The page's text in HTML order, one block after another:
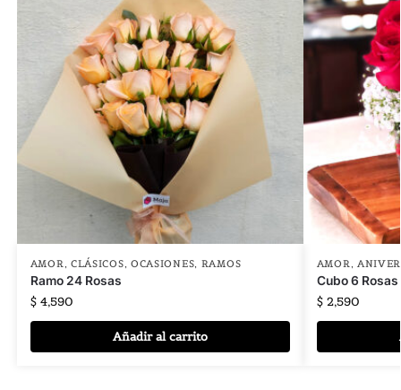
AMOR, CLÁSICOS, OCASIONES, RAMOS
Ramo 24 Rosas
$4,590
Añadir al carrito
AMOR,
Cubo 6 Rosas
$2,590